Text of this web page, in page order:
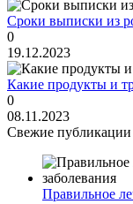
Сроки выписки из
0
19.12.2023
Какие продукты и
0
08.11.2023
Свежие публикации
Правильное